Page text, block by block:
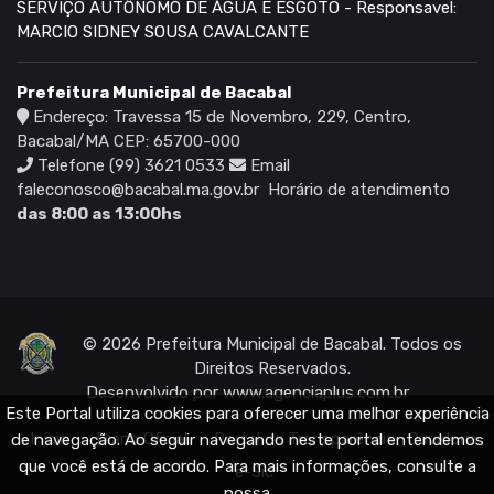
Este Portal utiliza cookies para oferecer uma melhor experiência
de navegação. Ao seguir navegando neste portal entendemos
que você está de acordo. Para mais informações, consulte a
SERVIÇO AUTÔNOMO DE ÁGUA E ESGOTO - Responsavel:
MARCIO SIDNEY SOUSA CAVALCANTE
Prefeitura Municipal de Bacabal
Endereço: Travessa 15 de Novembro, 229, Centro,
Bacabal/MA CEP: 65700-000
Telefone (99) 3621 0533
Email
faleconosco@bacabal.ma.gov.br
Horário de atendimento
das 8:00 as 13:00hs
© 2026 Prefeitura Municipal de Bacabal. Todos os
Direitos Reservados.
Desenvolvido porwww.agenciaplus.com.br
Início Diário Oficial Portal da Transparência
Ouvidoria
e-Sic